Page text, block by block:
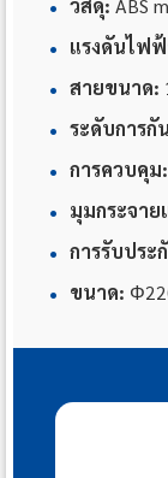
วัสดุ: ABS
• แรงดันไฟฟ้
• สายขนาด:
• ระดับการกั
• การควบคุม:
• มุมกระจาย
• การรับประ
• ขนาด: